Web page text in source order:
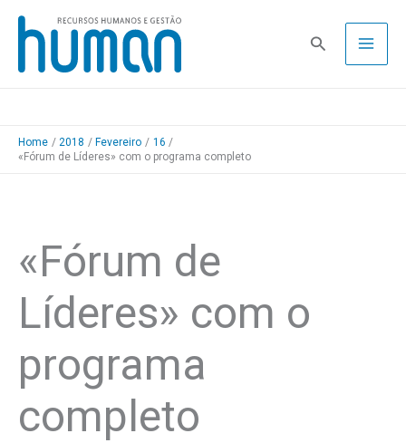
Skip
content
Pesquisa
Home 2018 Fevereiro
16
«Fórum de Líderes» com o programa completo
«Fórum de
Líderes» com o
programa
completo